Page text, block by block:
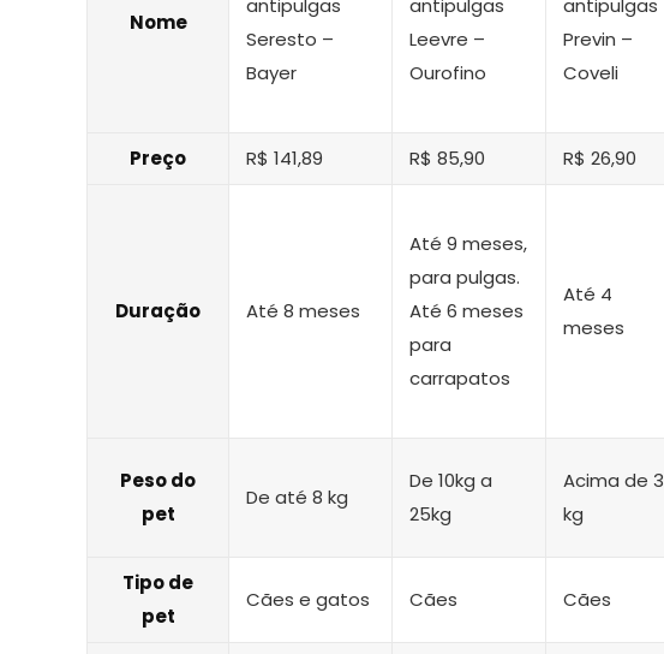
Nome
antipulgas
Seresto –
Bayer
antipulgas
Leevre –
Ourofino
antipulgas
Previn –
Coveli
Preço R$ 141,89 R$ 85,90 R$ 26,90
Duração Até 8 meses
Até 9 meses,
para pulgas.
Até 6 meses
para
carrapatos
Até 4
meses
Peso do
pet
De até 8 kg
De 10kg a
25kg
Acima de 3
kg
Tipo de
pet
Cães e gatos Cães Cães